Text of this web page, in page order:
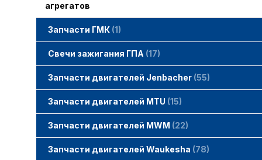
агрегатов
Запчасти ГМК 1
Свечи зажигания ГПА 17
Запчасти двигателей Jenbacher 55
Запчасти двигателей MTU 15
Запчасти двигателей MWM 22
Запчасти двигателей Waukesha 78